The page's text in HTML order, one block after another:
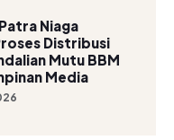
Niaga
Distribusi
Mutu BBM
Media